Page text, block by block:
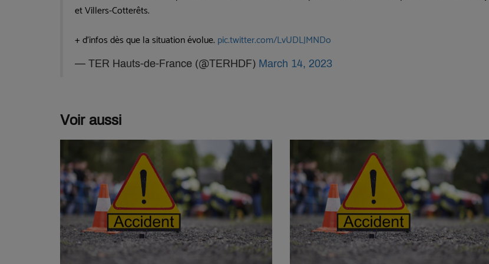
et Villers-Cotterêts.
+ d'infos dès que la situation évolue. pic.twitter.com/LvUDLJMNDo
— TER Hauts-de-France (@TERHDF) March 14, 2023
Voir aussi